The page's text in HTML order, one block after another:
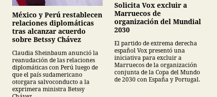
México y Perú restablecen
relaciones diplomáticas
tras alcanzar acuerdo
sobre Betssy Chávez
Claudia Sheinbaum anunció la
reanudación de las relaciones
diplomáticas con Perú luego de
que el país sudamericano
otorgara salvoconducto a la
exprimera ministra Betssy
Solicita Vox excluir a
Marruecos de
organización del Mundial
2030
El partido de extrema derecha
español Vox presentó una
iniciativa para excluir a
Marruecos de la organización
conjunta de la Copa del Mundo
de 2030 con España y Portugal.